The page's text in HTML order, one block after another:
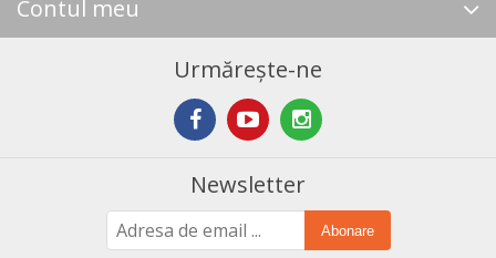
Contul meu
Urmărește-ne
Newsletter
Abonare